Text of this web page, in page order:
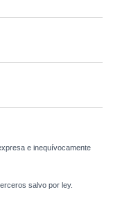
e inequívocamente
salvo por ley.